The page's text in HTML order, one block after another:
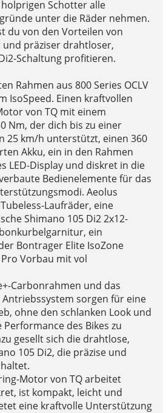
Schotter alle
unter die Räder nehmen.
du von den Vorteilen von
präziser drahtloser,
Schaltung profitieren.
Rahmen aus 800 Series OCLV
IsoSpeed. Einen kraftvollen
von TQ mit einem
Nm, der dich bis zu einer
25 km/h unterstützt, einen 360
Akku, ein in den Rahmen
LED-Display und diskret in die
Bedienelemente für das
Aeolus
Laufräder, eine
Shimano 105 Di2 2x12-
ein
Bontrager Elite IsoZone
Pro Vorbau mit vol
Carbonrahmen und das
sorgen für eine
ohne den schlanken Look und
des Bikes zu
gesellt sich die drahtlose,
105 Di2, die präzise und
Motor von TQ arbeitet
ist kompakt, leicht und
eine kraftvolle Unterstützung